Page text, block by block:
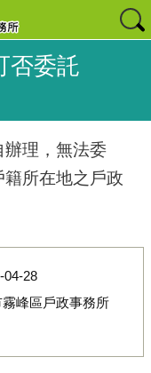
否委託
辦理，無法委
所在地之戶政
04-28
峰區戶政事務所